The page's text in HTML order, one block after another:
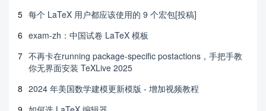
5 每个 LaTeX 用户都应该使用的 9 个宏包[投稿]
6 exam-zh：中国试卷 LaTeX 模板
7 不再卡在running package-specific postactions，手把手教
你无界面安装 TeXLive 2025
8 2024 年美国数学建模更新模版 - 增加视频教程